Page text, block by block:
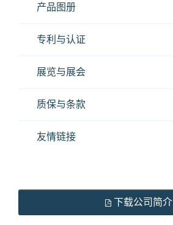
产品图册
专利与认证
展览与展会
质保与条款
友情链接
下载公司简介